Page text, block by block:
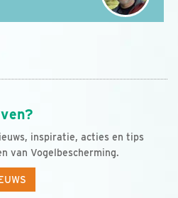
inspiratie, acties en tips
van Vogelbescherming.